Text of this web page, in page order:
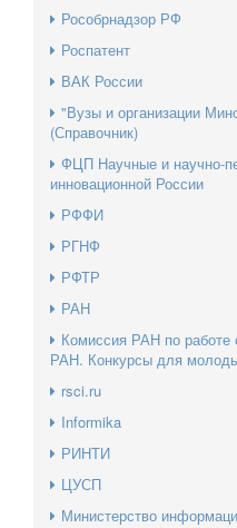
Рособрнадзор РФ
Роспатент
ВАК России
"Вузы и организации
(Справочник)
ФЦП Научные и научно-
инновационной России
РФФИ
РГНФ
РФТР
РАН
Комиссия РАН по
РАН. Конкурсы для
rsci.ru
Informika
РИНТИ
ЦУСП
Министерство